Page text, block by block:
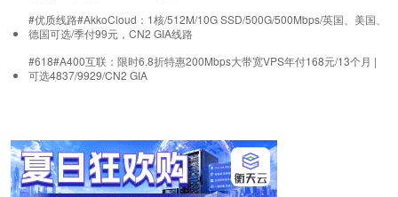
#优质线路#AkkoCloud：1核/512M/10G SSD/500G/500Mbps/英国、美国、
德国可选/季付99元，CN2 GIA线路
#618#A400互联：限时6.8折特惠200Mbps大带宽VPS年付168元/13个月 |
可选4837/9929/CN2 GIA